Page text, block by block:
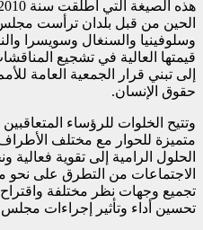
الحين من قبل بلدان ترأست مجلس
وسلوفينيا والسنغال وسويسرا
قيمتها العالية في تشجيع
إلى تبني قرار الجمعية العامة
حقوق الإنسان.
وتتيح الخلوات للرؤساء
متميزة للحوار مع مختلف
الحلول الرامية إلى تقوية
الاجتماعات من التطرق على نحو
تجميع وجهات نظر مختلفة
تحسين أداء وتأثير إجراءات